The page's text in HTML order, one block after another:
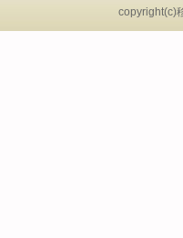
copyright(c)